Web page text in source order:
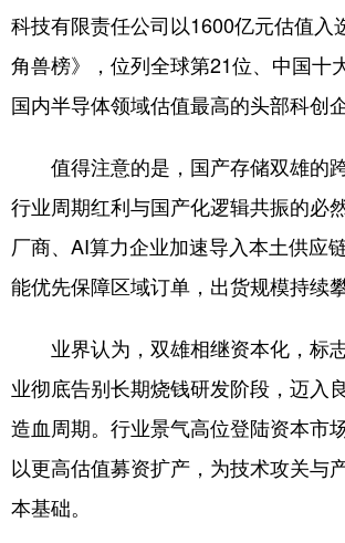
科技有限责任公司以1600亿元估值入
角兽榜》，位列全球第21位、中国十
国内半导体领域估值最高的头部科创企
值得注意的是，国产存储双雄的
行业周期红利与国产化逻辑共振的必
厂商、AI算力企业加速导入本土供应
能优先保障区域订单，出货规模持续攀
业界认为，双雄相继资本化，标
业彻底告别长期烧钱研发阶段，迈入
造血周期。行业景气高位登陆资本市
以更高估值募资扩产，为技术攻关与
本基础。